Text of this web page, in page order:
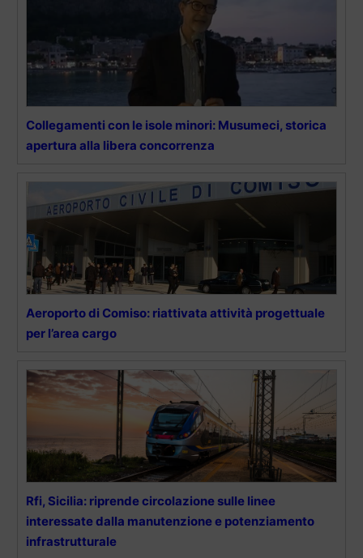
Collegamenti con le isole minori: Musumeci, storica
apertura alla libera concorrenza
Aeroporto di Comiso: riattivata attività progettuale
per l’area cargo
Rfi, Sicilia: riprende circolazione sulle linee
interessate dalla manutenzione e potenziamento
infrastrutturale